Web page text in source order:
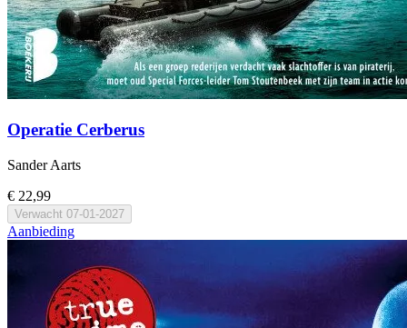
Operatie Cerberus
Sander Aarts
€ 22,99
Verwacht 07-01-2027
Aanbieding